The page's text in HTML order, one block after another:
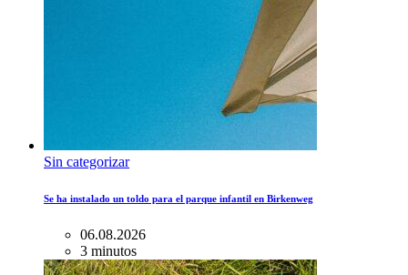
Sin categorizar
Se ha instalado un toldo para el parque infantil en Birkenweg
06.08.2026
3 minutos